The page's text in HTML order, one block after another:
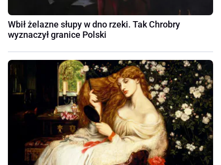
Wbił żelazne słupy w dno rzeki. Tak Chrobry
wyznaczył granice Polski